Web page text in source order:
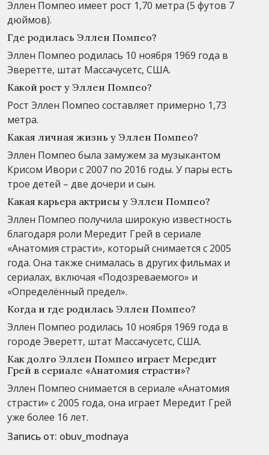
Эллен Помпео имеет рост 1,70 метра (5 футов 7
дюймов).
Где родилась Эллен Помпео?
Эллен Помпео родилась 10 ноября 1969 года в
Эверетте, штат Массачусетс, США.
Какой рост у Эллен Помпео?
Рост Эллен Помпео составляет примерно 1,73
метра.
Какая личная жизнь у Эллен Помпео?
Эллен Помпео была замужем за музыкантом
Крисом Ивори с 2007 по 2016 годы. У пары есть
трое детей – две дочери и сын.
Какая карьера актрисы у Эллен Помпео?
Эллен Помпео получила широкую известность
благодаря роли Мередит Грей в сериале
«Анатомия страсти», который снимается с 2005
года. Она также снималась в других фильмах и
сериалах, включая «Подозреваемого» и
«Определённый предел».
Когда и где родилась Эллен Помпео?
Эллен Помпео родилась 10 ноября 1969 года в
городе Эверетт, штат Массачусетс, США.
Как долго Эллен Помпео играет Мередит
Грей в сериале «Анатомия страсти»?
Эллен Помпео снимается в сериале «Анатомия
страсти» с 2005 года, она играет Мередит Грей
уже более 16 лет.
Запись от: obuv_modnaya